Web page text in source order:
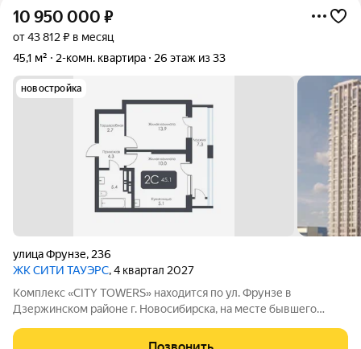
10 950 000 ₽
от 43 812 ₽ в месяц
45,1 м²
2-комн. квартира 26 этаж из 33
новостройка
улица Фрунзе, 236
ЖК CИТИ ТАУЭРС, 4 квартал 2027
Комплекс «CITY TOWERS» находится по ул. Фрунзе в
Дзержинском районе г. Новосибирска, на месте бывшего
представляет замкнутую постройку из трех башен. Две башни